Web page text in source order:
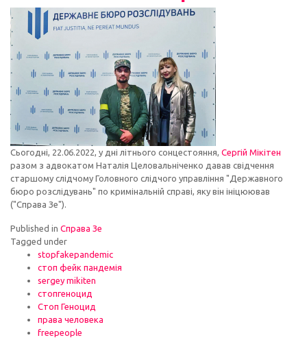
Сьогодні, 22.06.2022, у дні літнього сонцестояння, Сергій Мікітен
разом з адвокатом Наталія Целовальніченко давав свідчення
старшому слідчому Головного слідчого управління "Державного
бюро розслідувань" по кримінальній справі, яку вiн ініцюював
("Справа Зе").
Published in Справа Зе
Tagged under
stopfakepandemic
стоп фейк пандемія
sergey mikiten
стопгеноцид
Стоп Геноцид
права человека
freepeople